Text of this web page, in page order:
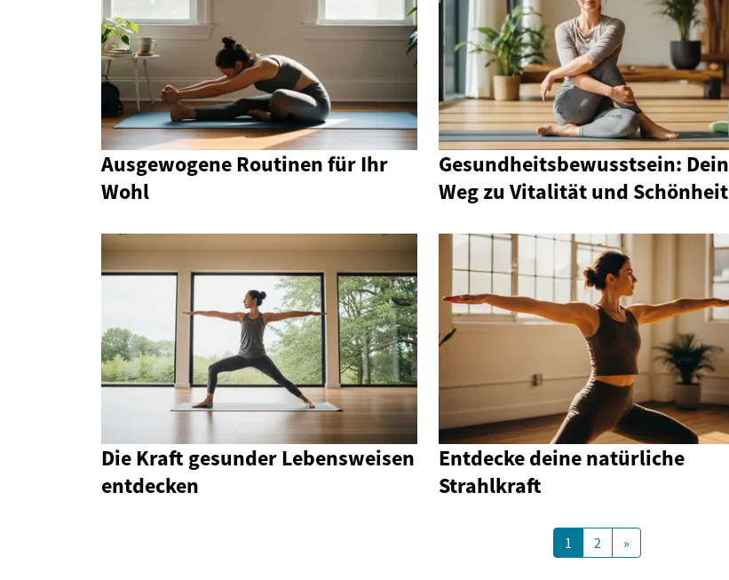
Ausgewogene Routinen für Ihr
Wohl
Gesundheitsbewusstsein: Dein
Weg zu Vitalität und Schönheit
Die Kraft gesunder Lebensweisen
entdecken
Entdecke deine natürliche
Strahlkraft
1 2 »